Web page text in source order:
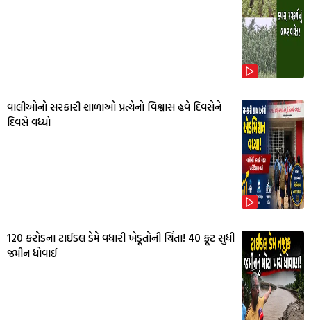
વાલીઓનો સરકારી શાળાઓ પ્રત્યેનો વિશ્વાસ હવે દિવસેને
દિવસે વધ્યો
₹120 કરોડના ટાઈડલ ડેમે વધારી ખેડૂતોની ચિંતા! 40 ફૂટ સુધી
જમીન ધોવાઈ